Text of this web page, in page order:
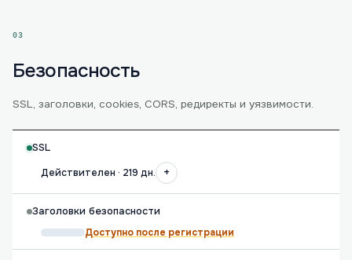
03
Безопасность
SSL, заголовки, cookies, CORS, редиректы и уязвимости.
SSL
Действителен · 219 дн.
+
Заголовки безопасности
Доступно после регистрации